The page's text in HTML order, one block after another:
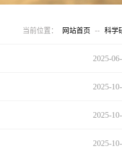
当前位置： 网站首页 -- 科学
2025-
2025-
2025-
2025-